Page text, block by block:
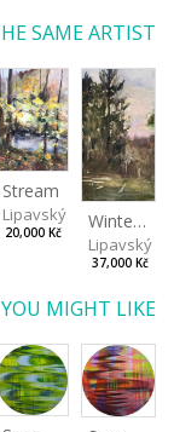
SAME ARTIST
Stream
Lipavský Matěj
20,000 Kč Winter Sky
Lipavský
37,000 Kč
YOU MIGHT LIKE